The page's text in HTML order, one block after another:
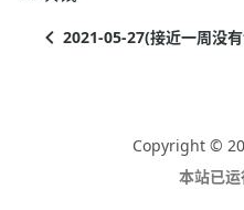
2021-05-27(接近一周没
Copyright ©
本站已